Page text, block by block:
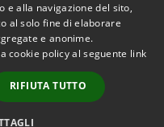
e alla navigazione del sito,
al solo fine di elaborare
e anonime.
cookie policy al seguente link
RIFIUTA TUTTO